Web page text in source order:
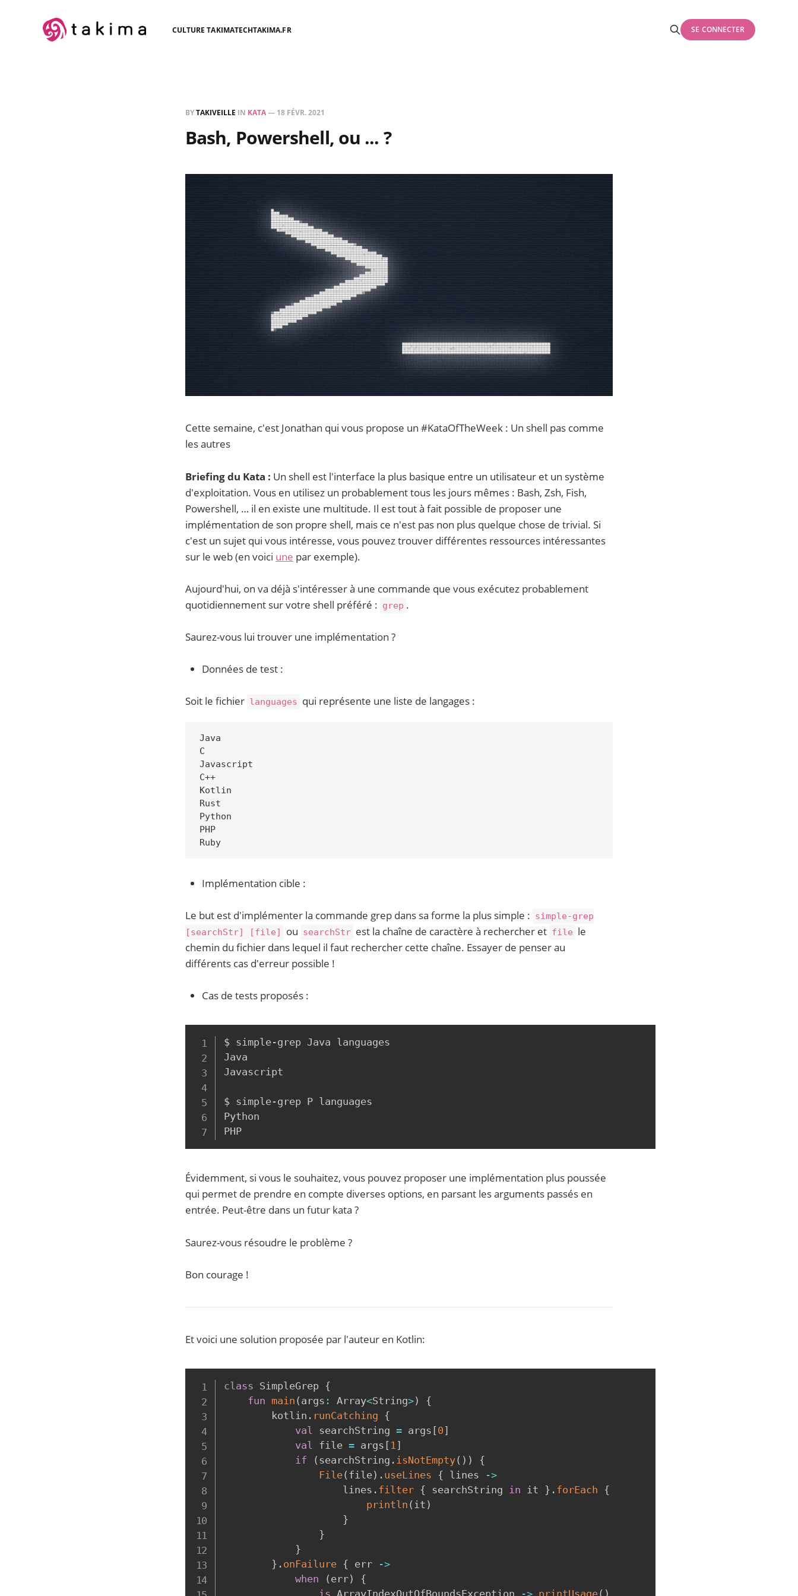
CULTURE TAKIMATECHTAKIMA.FR SE CONNECTER
BYTAKIVEILLE IN KATA— 18 FÉVR. 2021
Bash, Powershell, ou ... ?
Cette semaine, c'est Jonathan qui vous propose un #KataOfTheWeek : Un shell pas comme
les autres
Briefing du Kata : Un shell est l'interface la plus basique entre un utilisateur et un système
d'exploitation. Vous en utilisez un probablement tous les jours mêmes : Bash, Zsh, Fish,
Powershell, … il en existe une multitude. Il est tout à fait possible de proposer une
implémentation de son propre shell, mais ce n'est pas non plus quelque chose de trivial. Si
c'est un sujet qui vous intéresse, vous pouvez trouver différentes ressources intéressantes
sur le web (en voici une par exemple).
Aujourd'hui, on va déjà s'intéresser à une commande que vous exécutez probablement
quotidiennement sur votre shell préféré : grep .
Saurez-vous lui trouver une implémentation ?
Données de test :
Soit le fichier languages qui représente une liste de langages :
Java
C
Javascript
C++
Kotlin
Rust
Python
PHP
Implémentation cible :
Le but est d'implémenter la commande grep dans sa forme la plus simple : simple-grep
[searchStr] [file]
ou searchStr est la chaîne de caractère à rechercher et file le
chemin du fichier dans lequel il faut rechercher cette chaîne. Essayer de penser au
différents cas d'erreur possible !
Cas de tests proposés :
$ simple-grep Java languages
Java
Javascript
$ simple-grep P languages
Python
PHP
Évidemment, si vous le souhaitez, vous pouvez proposer une implémentation plus poussée
qui permet de prendre en compte diverses options, en parsant les arguments passés en
entrée. Peut-être dans un futur kata ?
Saurez-vous résoudre le problème ?
Bon courage !
Et voici une solution proposée par l'auteur en Kotlin:
class SimpleGrep {
fun main ( args : Array<String>)
{
        kotlin
. runCatching {
val searchString = args [0 ]
val file = args [ 1 ]
if
( searchString . isNotEmpty( ) )
{
File( file) . useLines { lines
->
                    lines
. filter { searchString in it } . forEach {
println ( it )
}
}
}
} . onFailure { err
->
when
( err)
{